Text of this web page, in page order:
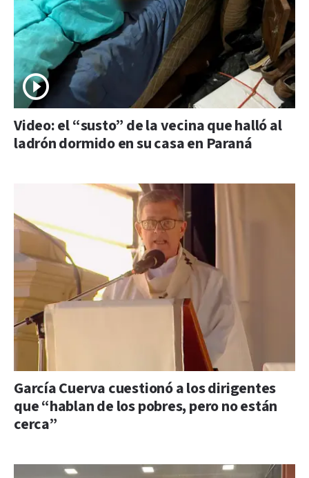
Video: el “susto” de la vecina que halló al
ladrón dormido en su casa en Paraná
García Cuerva cuestionó a los dirigentes
que “hablan de los pobres, pero no están
cerca”